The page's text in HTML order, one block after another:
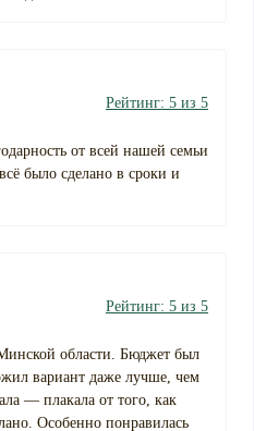
Рейтинг: 5 из 5
от всей нашей семьи
было сделано в сроки и
Рейтинг: 5 из 5
области. Бюджет был
вариант даже лучше, чем
— плакала от того, как
Особенно понравилась